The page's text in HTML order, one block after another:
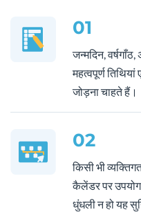
01
जन्मदिन,
महत्वपूर्ण
जोड़ना चाहते हैं।
02
किसी भी
कैलेंडर पर
धुंधली न हो यह